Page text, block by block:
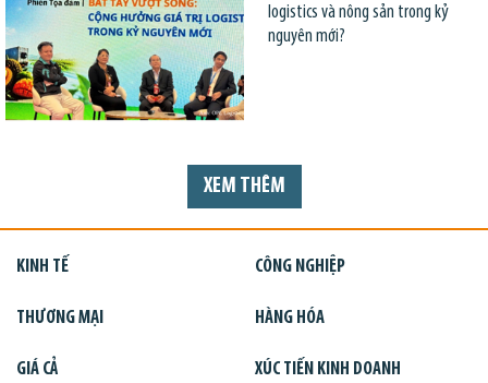
logistics và nông sản trong kỷ
nguyên mới?
XEM THÊM
KINH TẾ CÔNG NGHIỆP
THƯƠNG MẠI HÀNG HÓA
GIÁ CẢ XÚC TIẾN KINH DOANH